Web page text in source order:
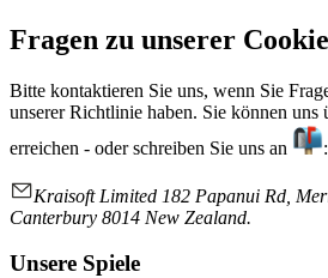
Fragen zu unserer
Bitte kontaktieren Sie uns, wenn Sie
unserer Richtlinie haben. Sie können uns
erreichen - oder schreiben Sie uns an
:
Kraisoft Limited 182 Papanui Rd,
Canterbury 8014 New Zealand.
Unsere Spiele